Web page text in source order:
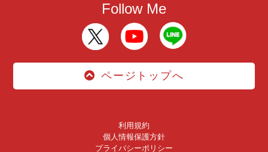
Follow Me
ページトップへ
利用規約
個人情報保護方針
プライバシーポリシー